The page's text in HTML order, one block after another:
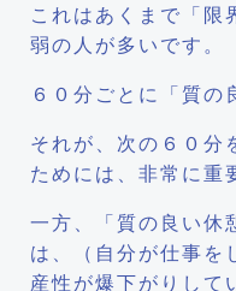
これはあくまで「限
弱の人が多いです。
６０分ごとに「質の
それが、次の６０分
ためには、非常に重
一方、「質の良い休
は、（自分が仕事を
産性が爆下がりして